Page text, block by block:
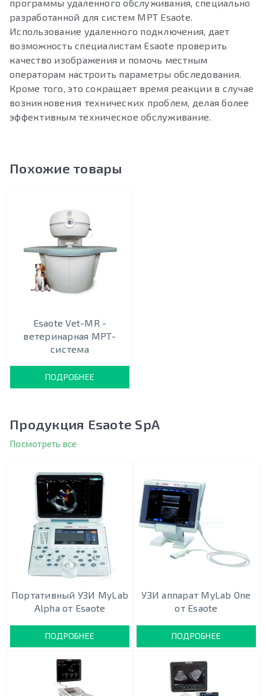
программы удаленного обслуживания, специально
разработанной для систем МРТ Esaote.
Использование удаленного подключения, дает
возможность специалистам Esaote проверить
качество изображения и помочь местным
операторам настроить параметры обследования.
Кроме того, это сокращает время реакции в случае
возникновения технических проблем, делая более
эффективным техническое обслуживание.
Похожие товары
Esaote Vet-MR -
ветеринарная МРТ-
система
ПОДРОБНЕЕ
Продукция Esaote SpA
Посмотреть все
Портативный УЗИ MyLab
Alpha от Esaote
ПОДРОБНЕЕ
УЗИ аппарат MyLab One
от Esaote
ПОДРОБНЕЕ